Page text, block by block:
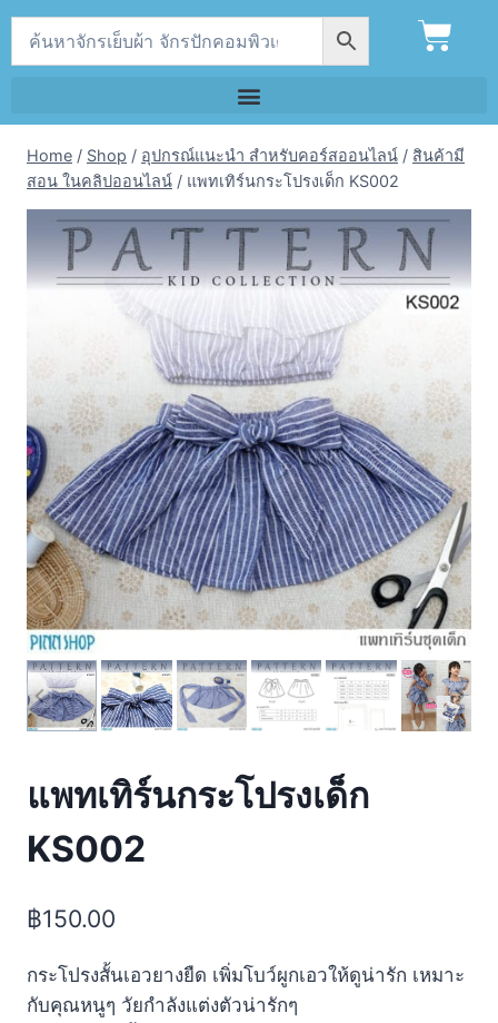
Home / Shop / อุปกรณ์แนะนำ สำหรับคอร์สออนไลน์ / สินค้ามี
สอน ในคลิปออนไลน์ / แพทเทิร์นกระโปรงเด็ก KS002
แพทเทิร์นกระโปรงเด็ก
KS002
฿150.00
กระโปรงสั้นเอวยางยืด เพิ่มโบว์ผูกเอวให้ดูน่ารัก เหมาะ
กับคุณหนูๆ วัยกำลังแต่งตัวน่ารักๆ